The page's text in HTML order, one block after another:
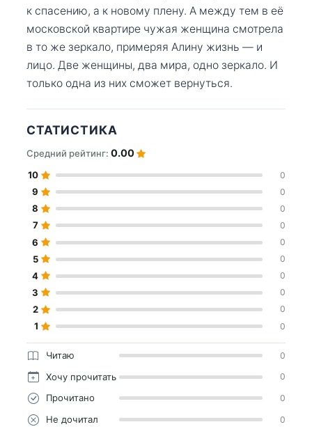
к спасению, а к новому плену. А между тем в её
московской квартире чужая женщина смотрела
в то же зеркало, примеряя Алину жизнь — и
лицо. Две женщины, два мира, одно зеркало. И
только одна из них сможет вернуться.
СТАТИСТИКА
Средний рейтинг: 0.00
10 0
9 0
8 0
7 0
6 0
5 0
4 0
3 0
2 0
1 0
Читаю 0
Хочу прочитать 0
Прочитано 0
Не дочитал 0